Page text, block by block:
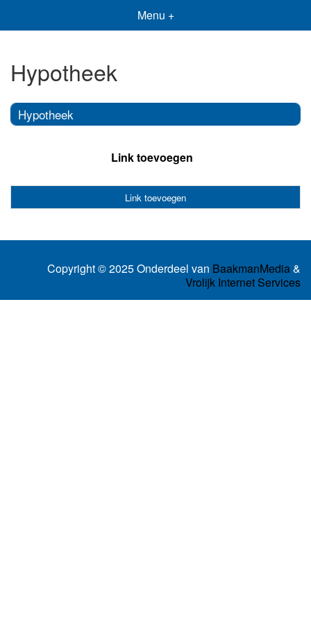
Menu +
Hypotheek
Hypotheek
Link toevoegen
Link toevoegen
Copyright © 2025 Onderdeel van BaakmanMedia&
Vrolijk Internet Services